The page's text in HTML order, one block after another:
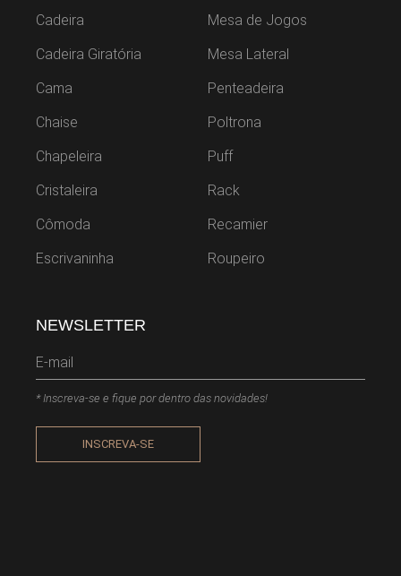
Cadeira
Cadeira Giratória
Cama
Chaise
Chapeleira
Cristaleira
Cômoda
Escrivaninha
Mesa de Jogos
Mesa Lateral
Penteadeira
Poltrona
Puff
Rack
Recamier
Roupeiro
NEWSLETTER
* Inscreva-se e fique por dentro das novidades!
INSCREVA-SE